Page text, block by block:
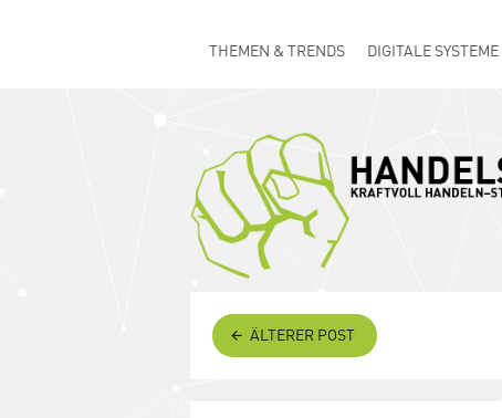
THEMEN & TRENDS DIGITALE SYSTEME
ÄLTERER POST